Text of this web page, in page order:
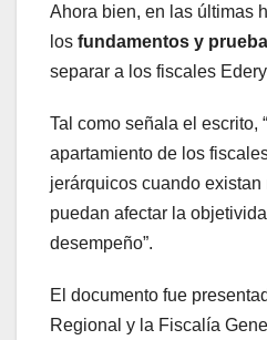
Ahora bien, en las últimas
los fundamentos y
separar a los fiscales
Tal como señala el escrito,
apartamiento de los
jerárquicos cuando
puedan afectar la
desempeño”.
El documento fue
Regional y la Fiscalía